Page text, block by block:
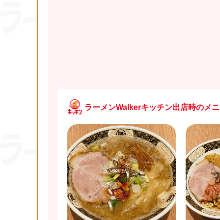
ラーメンWalkerキッチン出店時のメ